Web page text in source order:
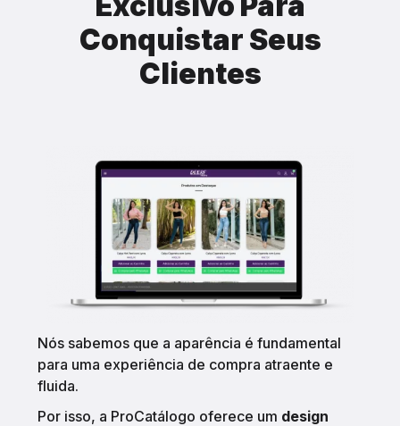
Conquistar Seus
Clientes
Nós sabemos que a aparência é fundamental
para uma experiência de compra atraente e
fluida.
Por isso, a ProCatálogo oferece um design